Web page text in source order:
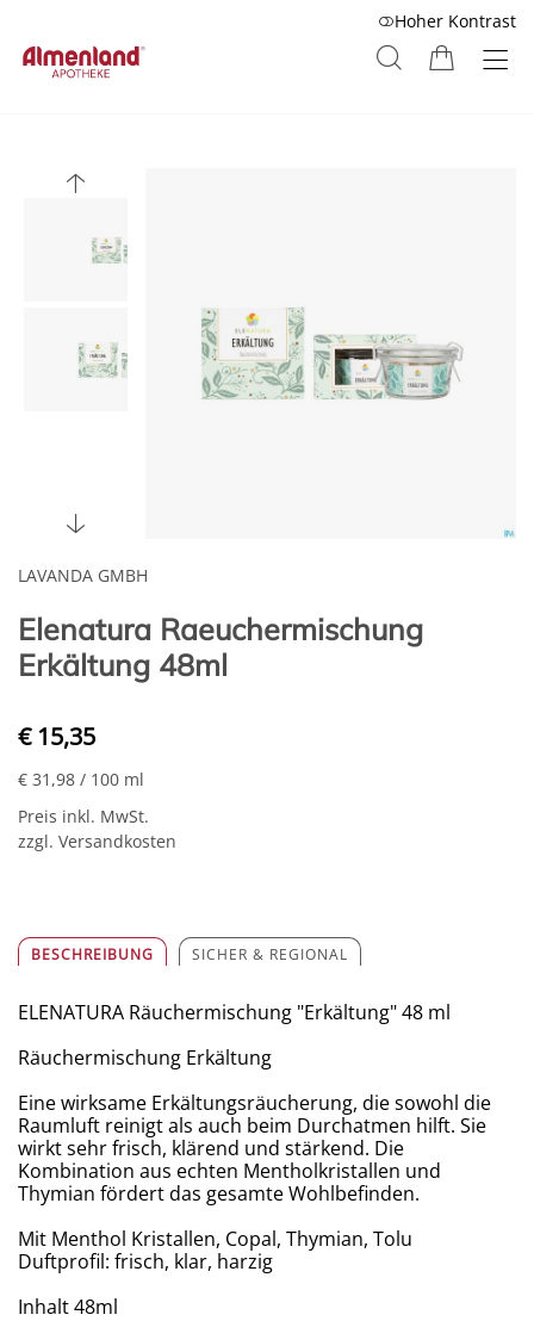
Hoher Kontrast
LAVANDA GMBH
Elenatura Raeuchermischung
Erkältung 48ml
€ 15,35
€ 31,98 / 100 ml
Preis inkl. MwSt.
zzgl. Versandkosten
BESCHREIBUNG SICHER & REGIONAL
ELENATURA Räuchermischung "Erkältung" 48 ml
Räuchermischung Erkältung
Eine wirksame Erkältungsräucherung, die sowohl die
Raumluft reinigt als auch beim Durchatmen hilft. Sie
wirkt sehr frisch, klärend und stärkend. Die
Kombination aus echten Mentholkristallen und
Thymian fördert das gesamte Wohlbefinden.
Mit Menthol Kristallen, Copal, Thymian, Tolu
Duftprofil: frisch, klar, harzig
Inhalt 48ml